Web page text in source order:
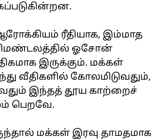
ரீதியாக, இம்மாத
ஓசோன்
இருக்கும். மக்கள்
வீதிகளில் கோலமிடுவதும்,
இந்தத் தூய காற்றைச்
பெறவே.
மக்கள் இரவு தாமதமாக